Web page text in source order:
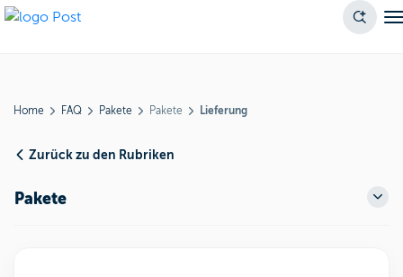
Home FAQ Pakete Pakete Lieferung
Zurück zu den Rubriken
Pakete